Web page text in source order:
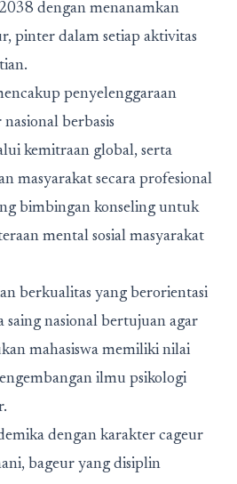
dengan menanamkan
pinter dalam setiap aktivitas
penyelenggaraan
berbasis
kemitraan global, serta
masyarakat secara profesional
bimbingan konseling untuk
mental sosial masyarakat
berkualitas yang berorientasi
saing nasional bertujuan agar
mahasiswa memiliki nilai
ilmu psikologi
dengan karakter cageur
bageur yang disiplin